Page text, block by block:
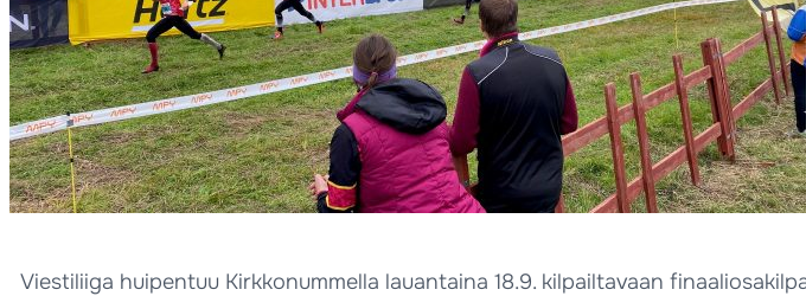
Viestiliiga huipentuu Kirkkonummella lauantaina 18.9. kilpailtavaan